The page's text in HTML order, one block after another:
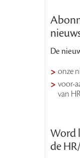
De
onze
voor-
van
Word
de